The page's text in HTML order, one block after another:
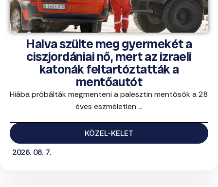
Halva szülte meg gyermekét a
ciszjordániai nő, mert az izraeli
katonák feltartóztatták a
mentőautót
Hiába próbálták megmenteni a palesztin mentősök a 28
éves eszméletlen ...
KÖZEL-KELET
2026. 08. 7.